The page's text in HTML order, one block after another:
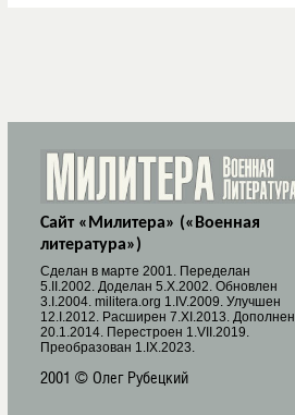
Сайт «Милитера» («Военная
литература»)
Cделан в марте 2001. Переделан
5.II.2002. Доделан 5.X.2002. Обновлен
3.I.2004. militera.org 1.IV.2009. Улучшен
12.I.2012. Расширен 7.XI.2013. Дополнен
20.1.2014. Перестроен 1.VII.2019.
Преобразован 1.IX.2023.
2001 © Олег Рубецкий